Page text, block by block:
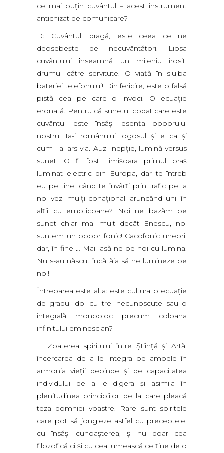
ce mai puţin cuvântul – acest instrument
antichizat de comunicare?
D: Cuvântul, dragă, este ceea ce ne
deosebeşte de necuvântători. Lipsa
cuvântului înseamnă un mileniu irosit,
drumul către servitute. O viaţă în slujba
bateriei telefonului! Din fericire, este o falsă
pistă cea pe care o invoci. O ecuaţie
eronată. Pentru că sunetul codat care este
cuvântul este însăşi esenţa poporului
nostru. Ia-i românului logosul şi e ca şi
cum i-ai ars via. Auzi inepţie, lumină versus
sunet! O fi fost Timişoara primul oraş
luminat electric din Europa, dar te întreb
eu pe tine: când te învârţi prin trafic pe la
noi vezi mulţi conaţionali aruncând unii în
alţii cu emoticoane? Noi ne bazăm pe
sunet chiar mai mult decât Enescu, noi
suntem un popor fonic! Cacofonic uneori,
dar, în fine … Mai lasă-ne pe noi cu lumina.
Nu s-au născut încă ăia să ne lumineze pe
noi!
Întrebarea este alta: este cultura o ecuaţie
de gradul doi cu trei necunoscute sau o
integrală monobloc precum coloana
infinitului eminescian?
L: Zbaterea spiritului între Ştiinţă şi Artă,
încercarea de a le integra pe ambele în
armonia vieţii depinde şi de capacitatea
individului de a le digera şi asimila în
plenitudinea principiilor de la care pleacă
teza domniei voastre. Rare sunt spiritele
care pot să jongleze astfel cu preceptele,
cu însăşi cunoaşterea, şi nu doar cea
filozofică ci şi cu cea lumească ce ţine de o